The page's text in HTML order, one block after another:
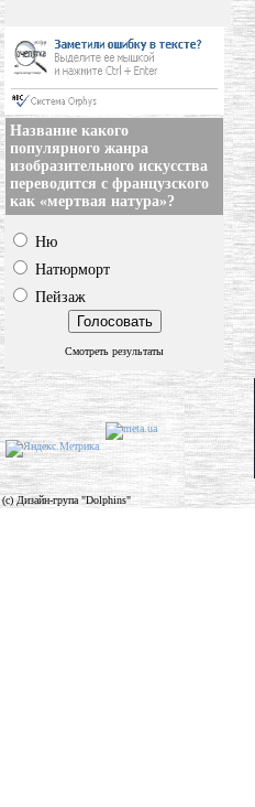
Название какого
популярного жанра
изобразительного искусства
переводится с французского
как «мертвая натура»?
Ню
Натюрморт
Пейзаж
Смотреть результаты
(c) Дизайн-група "Dolphins"